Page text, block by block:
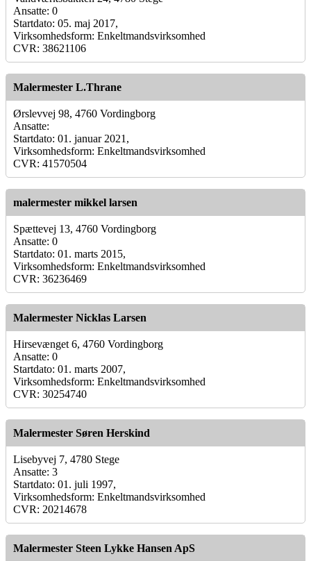
Ansatte: 0
Startdato: 05. maj 2017,
Virksomhedsform: Enkeltmandsvirksomhed
CVR: 38621106
Malermester L.Thrane
Ørslevvej 98, 4760 Vordingborg
Ansatte:
Startdato: 01. januar 2021,
Virksomhedsform: Enkeltmandsvirksomhed
CVR: 41570504
malermester mikkel larsen
Spættevej 13, 4760 Vordingborg
Ansatte: 0
Startdato: 01. marts 2015,
Virksomhedsform: Enkeltmandsvirksomhed
CVR: 36236469
Malermester Nicklas Larsen
Hirsevænget 6, 4760 Vordingborg
Ansatte: 0
Startdato: 01. marts 2007,
Virksomhedsform: Enkeltmandsvirksomhed
CVR: 30254740
Malermester Søren Herskind
Lisebyvej 7, 4780 Stege
Ansatte: 3
Startdato: 01. juli 1997,
Virksomhedsform: Enkeltmandsvirksomhed
CVR: 20214678
Malermester Steen Lykke Hansen ApS